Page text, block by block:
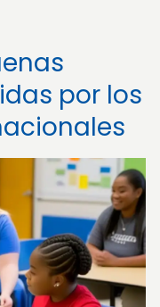
por los